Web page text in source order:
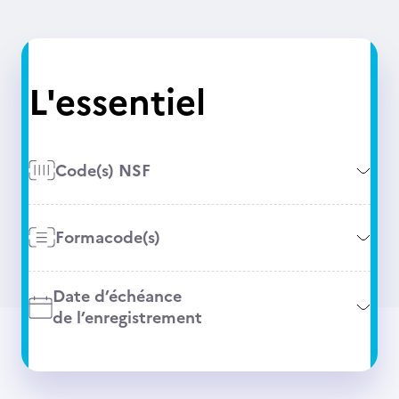
L'essentiel
Code(s) NSF
Formacode(s)
Date d’échéance
de l’enregistrement